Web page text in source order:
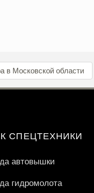
в Московской области
СПЕЦТЕХНИКИ
автовышки
гидромолота